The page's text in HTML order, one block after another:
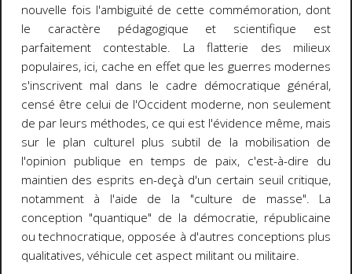
nouvelle fois l'ambiguïté de cette commémoration, dont
le caractère pédagogique et scientifique est
parfaitement contestable. La flatterie des milieux
populaires, ici, cache en effet que les guerres modernes
s'inscrivent mal dans le cadre démocratique général,
censé être celui de l'Occident moderne, non seulement
de par leurs méthodes, ce qui est l'évidence même, mais
sur le plan culturel plus subtil de la mobilisation de
l'opinion publique en temps de paix, c'est-à-dire du
maintien des esprits en-deçà d'un certain seuil critique,
notamment à l'aide de la "culture de masse". La
conception "quantique" de la démocratie, républicaine
ou technocratique, opposée à d'autres conceptions plus
qualitatives, véhicule cet aspect militant ou militaire.